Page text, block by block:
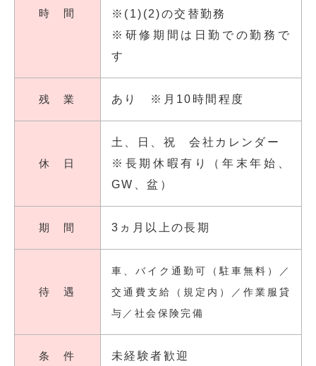
時 間
※(1)(2)の交替勤務
※研修期間は日勤での勤務で
す
残 業 あり ※月10時間程度
休 日
土、日、祝 会社カレンダー
※長期休暇有り（年末年始、
GW、盆）
期 間 3ヵ月以上の長期
待 遇
車、バイク通勤可（駐車無料）／
交通費支給（規定内）／作業服貸
与／社会保険完備
条 件 未経験者歓迎